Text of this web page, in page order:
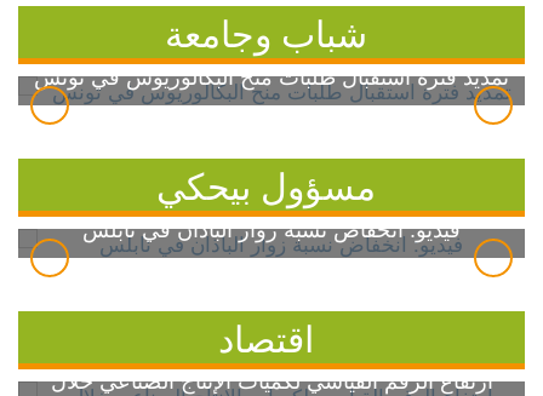
شباب وجامعة
تمديد فترة استقبال طلبات منح البكالوريوس في تونس
مسؤول بيحكي
فيديو: انخفاض نسبة زوار الباذان في نابلس
اقتصاد
ارتفاع الرقم القياسي لكميات الإنتاج الصناعي خلال